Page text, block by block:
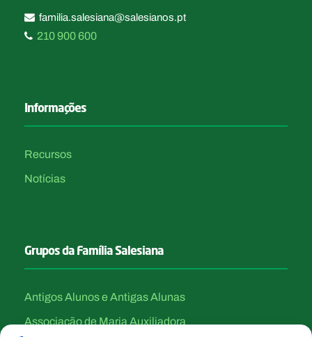
familia.salesiana@salesianos.pt
210 900 600
Informações
Recursos
Notícias
Grupos da Família Salesiana
Antigos Alunos e Antigas Alunas
Associação de Maria Auxiliadora